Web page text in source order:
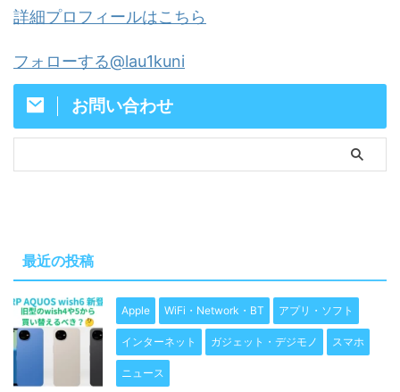
詳細プロフィールはこちら
フォローする@lau1kuni
お問い合わせ
最近の投稿
Apple WiFi・Network・BT アプリ・ソフト
インターネット ガジェット・デジモノ スマホ
ニュース